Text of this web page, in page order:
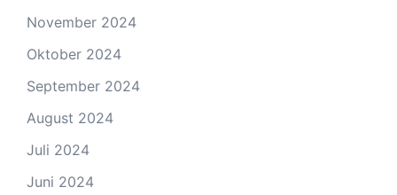
November 2024
Oktober 2024
September 2024
August 2024
Juli 2024
Juni 2024